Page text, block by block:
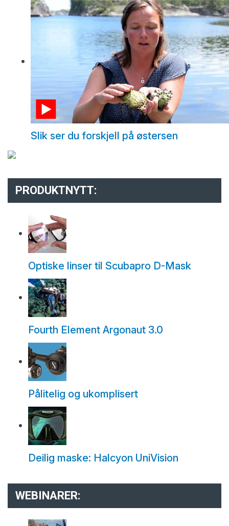
Slik ser du forskjell på østersen
PRODUKTNYTT:
Optiske linser til Scubapro D-Mask
Fourth Element Argonaut 3.0
Pålitelig og ukomplisert
Deilig maske: Halcyon UniVision
WEBINARER: